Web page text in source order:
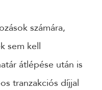
számára,
sem kell
átlépése után is
tranzakciós díjjal